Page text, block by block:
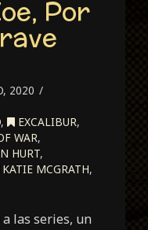
Por
2020
, EXCALIBUR,
WAR,
HURT,
KATIE MCGRATH,
las series, un